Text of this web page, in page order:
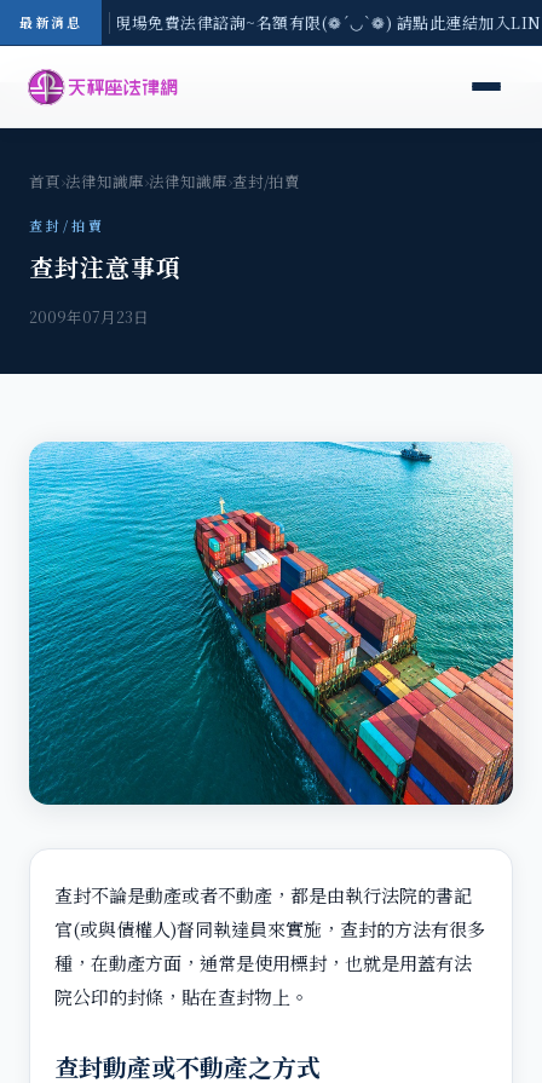
最新消息
地區-8/3(一) 現場免費法律諮詢~名額有限(❁´◡`❁) 請點此連結加入
首頁›法律知識庫›法律知識庫›查封/拍賣
查封/拍賣
查封注意事項
2009年07月23日
查封不論是動產或者不動產，都是由執行法院的書記
官(或與債權人)督同執達員來實施，查封的方法有很多
種，在動產方面，通常是使用標封，也就是用蓋有法
院公印的封條，貼在查封物上。
查封動產或不動產之方式